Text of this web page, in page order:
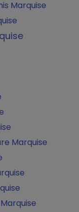
Marquise
Marquise